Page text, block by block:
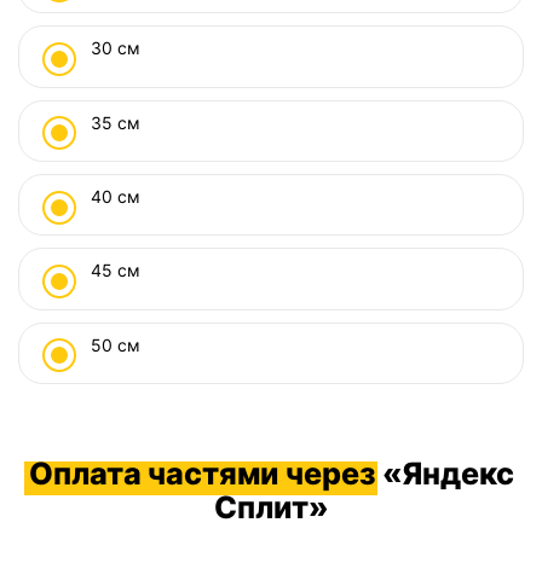
30 см
35 см
40 см
45 см
50 см
Оплата частями через«Яндекс
Сплит»